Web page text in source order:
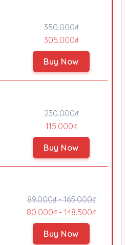
350.000₫
305.000₫
Buy Now
230.000₫
115.000₫
Buy Now
89.000₫ - 165.000₫
80.000₫ - 148.500₫
Buy Now